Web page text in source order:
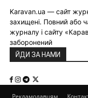
Karavan.ua — сайт
захищені. Повний або
журналу і сайту
заборонений
ЙДИ ЗА НАМИ
Рекламодавцям